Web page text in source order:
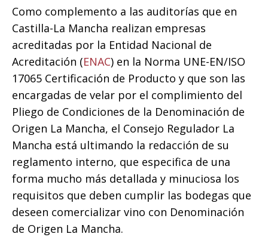
Como complemento a las auditorías que en
Castilla-La Mancha realizan empresas
acreditadas por la Entidad Nacional de
Acreditación (ENAC) en la Norma UNE-EN/ISO
17065 Certificación de Producto y que son las
encargadas de velar por el complimiento del
Pliego de Condiciones de la Denominación de
Origen La Mancha, el Consejo Regulador La
Mancha está ultimando la redacción de su
reglamento interno, que especifica de una
forma mucho más detallada y minuciosa los
requisitos que deben cumplir las bodegas que
deseen comercializar vino con Denominación
de Origen La Mancha.